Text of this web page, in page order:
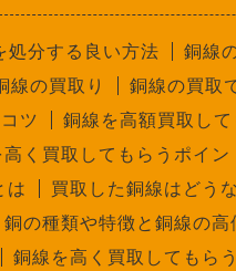
処分する良い方法
銅線
線の買取り
銅線の買取
ツ
銅線を高額買取し
く買取してもらうポイン
は
買取した銅線はどう
銅の種類や特徴と銅線の
銅線を高く買取してもら